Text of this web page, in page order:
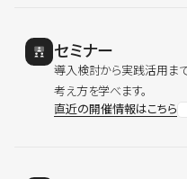
セミナー
導入検討から実践活用ま
考え方を学べます。
直近の開催情報はこちら